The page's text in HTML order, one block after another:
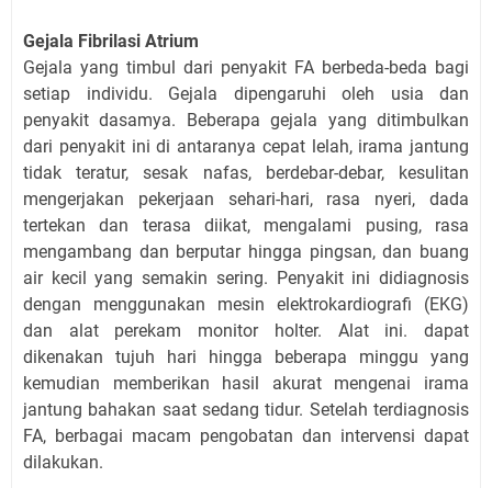
Gejala Fibrilasi Atrium
Gejala yang timbul dari penyakit FA berbeda-beda bagi
setiap individu. Gejala dipengaruhi oleh usia dan
penyakit dasamya. Beberapa gejala yang ditimbulkan
dari penyakit ini di antaranya cepat lelah, irama jantung
tidak teratur, sesak nafas, berdebar-debar, kesulitan
mengerjakan pekerjaan sehari-hari, rasa nyeri, dada
tertekan dan terasa diikat, mengalami pusing, rasa
mengambang dan berputar hingga pingsan, dan buang
air kecil yang semakin sering. Penyakit ini didiagnosis
dengan menggunakan mesin elektrokardiografi (EKG)
dan alat perekam monitor holter. Alat ini. dapat
dikenakan tujuh hari hingga beberapa minggu yang
kemudian memberikan hasil akurat mengenai irama
jantung bahakan saat sedang tidur. Setelah terdiagnosis
FA, berbagai macam pengobatan dan intervensi dapat
dilakukan.